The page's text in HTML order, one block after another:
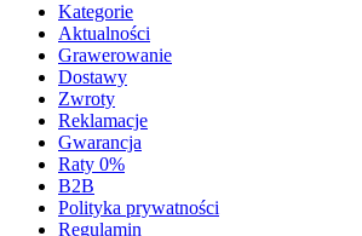
Kategorie
Aktualności
Grawerowanie
Dostawy
Zwroty
Reklamacje
Gwarancja
Raty 0%
B2B
Polityka prywatności
Regulamin